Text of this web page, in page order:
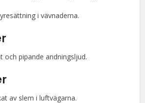
i vävnaderna.
och pipande andningsljud.
av slem i luftvägarna.